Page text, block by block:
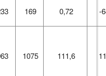
169 0,72 -
1075 111,6